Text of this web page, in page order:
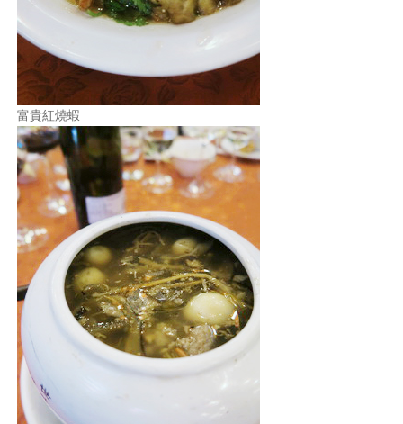
富貴紅燒蝦